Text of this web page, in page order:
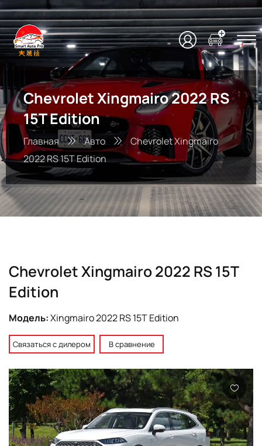
Chevrolet Xingmairo 2022 RS
15T Edition
Главная Авто
Chevrolet Xingmairo
2022 RS 15T Edition
Chevrolet Xingmairo 2022 RS 15T
Edition
Модель:Xingmairo 2022 RS 15T Edition
Связаться с дилером В сравнение